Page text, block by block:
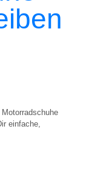
einfache,